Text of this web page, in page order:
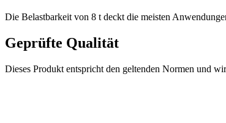
Die Belastbarkeit von 8 t deckt die meisten
Geprüfte Qualität
Dieses Produkt entspricht den geltenden Normen und